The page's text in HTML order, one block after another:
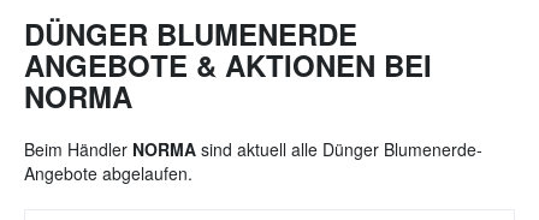
Standort festlegen
DÜNGER BLUMENERDE
ANGEBOTE & AKTIONEN BEI
NORMA
Beim Händler NORMA sind aktuell alle Dünger Blumenerde-
Angebote abgelaufen.